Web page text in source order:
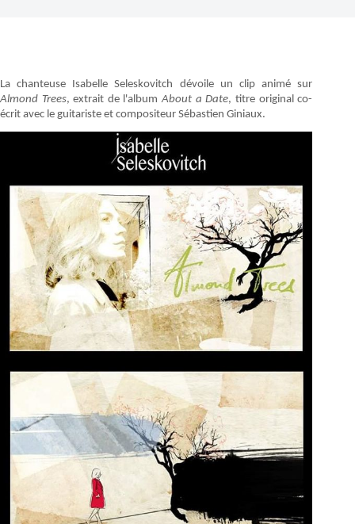
La chanteuse Isabelle Seleskovitch dévoile un clip animé sur
Almond Trees, extrait de l'albumAbout a Date, titre original co-
écrit avec le guitariste et compositeur Sébastien Giniaux.